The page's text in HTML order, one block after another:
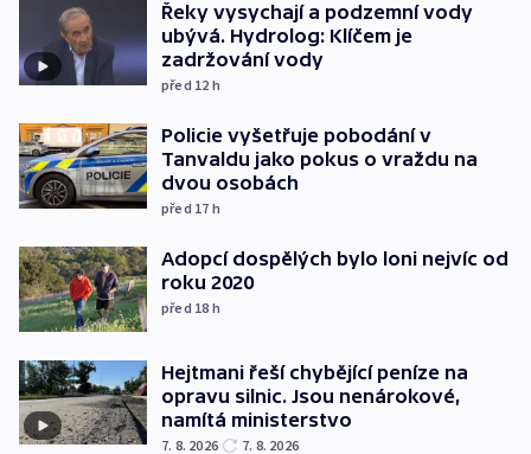
Řeky vysychají a podzemní vody
ubývá. Hydrolog: Klíčem je
zadržování vody
před 12 h
Policie vyšetřuje pobodání v
Tanvaldu jako pokus o vraždu na
dvou osobách
před 17 h
Adopcí dospělých bylo loni nejvíc od
roku 2020
před 18 h
Hejtmani řeší chybějící peníze na
opravu silnic. Jsou nenárokové,
namítá ministerstvo
7. 8. 2026 7. 8. 2026